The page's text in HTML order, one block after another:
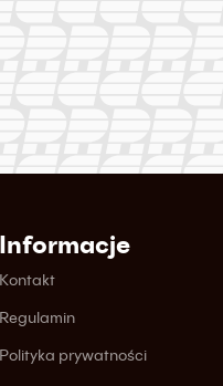
Informacje
Kontakt
Regulamin
Polityka prywatności